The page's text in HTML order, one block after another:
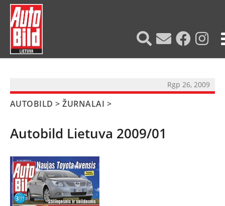
Rgp 26, 2009
AUTOBILD >ŽURNALAI >
Autobild Lietuva 2009/01